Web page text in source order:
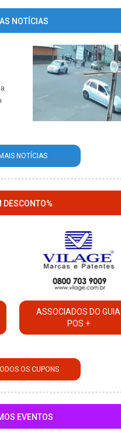
NOTÍCIAS
NOTÍCIAS
DESCONTO%
ASSOCIADOS DO GUIA
POS +
OS CUPONS
EVENTOS